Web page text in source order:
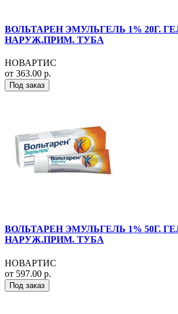
ВОЛЬТАРЕН ЭМУЛЬГЕЛЬ 1% 20Г.
НАРУЖ.ПРИМ. ТУБА
НОВАРТИС
от 363.00 р.
Под заказ
ВОЛЬТАРЕН ЭМУЛЬГЕЛЬ 1% 50Г.
НАРУЖ.ПРИМ. ТУБА
НОВАРТИС
от 597.00 р.
Под заказ